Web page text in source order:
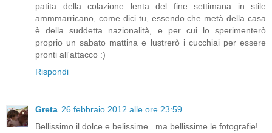
patita della colazione lenta del fine settimana in stile
ammmarricano, come dici tu, essendo che metà della casa
è della suddetta nazionalità, e per cui lo sperimenterò
proprio un sabato mattina e lustrerò i cucchiai per essere
pronti all'attacco :)
Rispondi
Greta 26 febbraio 2012 alle ore 23:59
Bellissimo il dolce e belissime...ma bellissime le fotografie!